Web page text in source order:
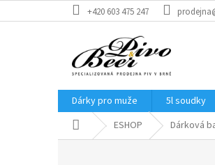
na
+420 603 475 247
Dárky pro muže 5l soudky
Domů ESHOP Dárková